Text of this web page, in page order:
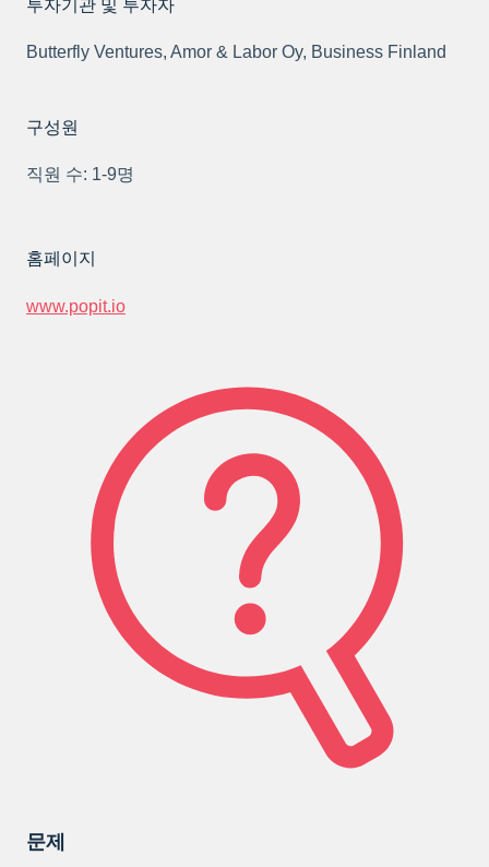
투자기관 및 투자자
Butterfly Ventures, Amor & Labor Oy, Business Finland
구성원
직원 수: 1-9명
홈페이지
www.popit.io
문제